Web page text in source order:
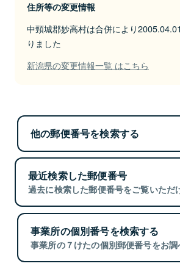
住所等の変更情報
中頸城郡妙高村は合併により
りました
新潟県の変更情報一覧 はこちら
他の郵便番号を検索する
最近検索した郵便番号
過去に検索した郵便番号をご覧いただ
事業所の個別番号を検索する
事業所の７けたの個別郵便番号をお調